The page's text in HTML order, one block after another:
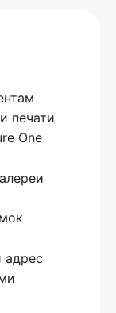
печати
One
адрес